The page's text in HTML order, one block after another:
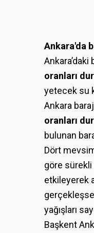
Ankara'da
oranları
yetecek su
Ankara
oranları
bulunan
Dört
göre sürekli
etkileyerek
yağışları
Başkent